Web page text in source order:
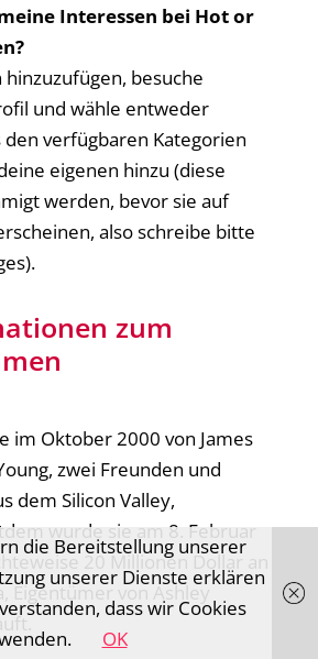
Interessen bei Hot or
besuche
und wähle entweder
verfügbaren Kategorien
eigenen hinzu (diese
werden, bevor sie auf
also schreibe bitte
zum
im Oktober 2000 von James
zwei Freunden und
dem Silicon Valley,
wurde sie am 8. Februar
20 Millionen Dollar an
Eigentümer von Ashley
die Bereitstellung unserer
unserer Dienste erklären
dass wir Cookies
OK